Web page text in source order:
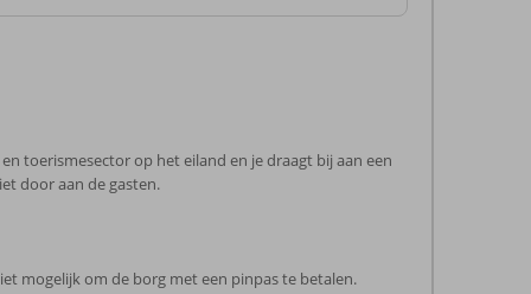
toerismesector op het eiland en je draagt bij aan een
door aan de gasten.
mogelijk om de borg met een pinpas te betalen.